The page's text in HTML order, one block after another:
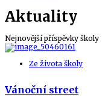
Aktuality
Nejnovější příspěvky školy
Ze života školy
Vánoční street